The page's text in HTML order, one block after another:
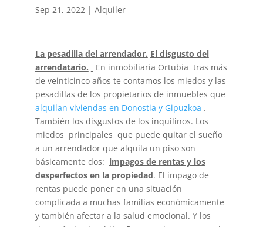
Sep 21, 2022| Alquiler
La pesadilla del arrendador. El disgusto del
arrendatario.
En inmobiliaria Ortubia tras más
de veinticinco años te contamos los miedos y las
pesadillas de los propietarios de inmuebles que
alquilan viviendas en Donostia y Gipuzkoa .
También los disgustos de los inquilinos. Los
miedos principales que puede quitar el sueño
a un arrendador que alquila un piso son
básicamente dos: impagos de rentas y los
desperfectos en la propiedad. El impago de
rentas puede poner en una situación
complicada a muchas familias económicamente
y también afectar a la salud emocional. Y los